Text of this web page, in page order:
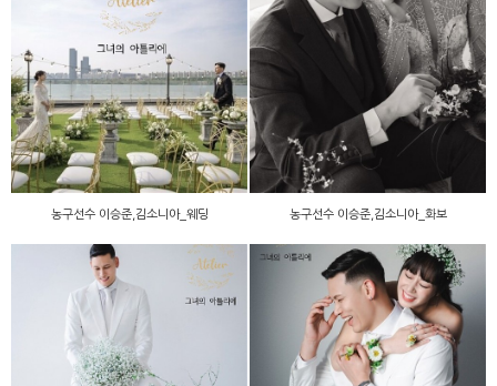
농구선수 이승준,김소니아_
웨딩
농구선수 이승준,김소니아_웨딩
농구선수 이승준,김소니아_
농구선수 이승준,김소니아_화보
농구선수 이승준,김소니아_
화보
농구선수 이승준,김소니아_
화보